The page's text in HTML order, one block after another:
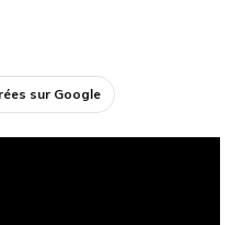
sur Google